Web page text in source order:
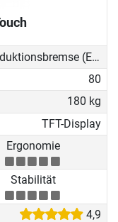
Induktionsbremse (EMS)
80
180 kg
TFT-Display
Ergonomie
Stabilität
4,9